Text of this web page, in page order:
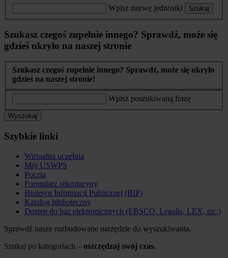
Wpisz nazwę jednostki Szukaj
Szukasz czegoś zupełnie innego? Sprawdź, może się
gdzieś ukryło na naszej stronie
Szukasz czegoś zupełnie innego? Sprawdź, może się ukryło
gdzieś na naszej stronie!
Wpisz poszukiwaną frazę
Wyszukaj
Szybkie linki
Wirtualna uczelnia
Mój USWPS
Poczta
Formularz rekrutacyny
Biuletyn Informacji Publicznej (BIP)
Katalog biblioteczny
Dostęp do baz elektronicznych (EBSCO, Legalis, LEX, etc.)
Sprawdź nasze rozbudowane narzędzie do wyszukiwania.
Szukaj po kategoriach – oszczędzaj swój czas.